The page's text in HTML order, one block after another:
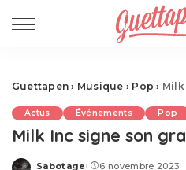
Guettapen › Musique › Pop ›
Actus Événements Pop
Milk Inc signe son
Sabotage 6 novembre 2023